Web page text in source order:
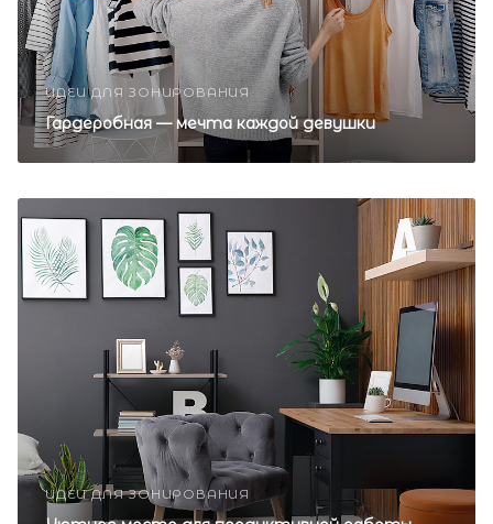
ИДЕИ ДЛЯ ЗОНИРОВАНИЯ
Гардеробная — мечта каждой девушки
ИДЕИ ДЛЯ ЗОНИРОВАНИЯ